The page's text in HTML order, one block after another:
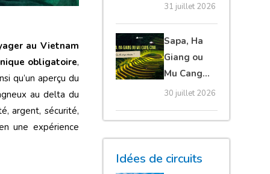
au Vietnam
obligatoire,
qu’un aperçu du
au delta du
argent, sécurité,
une expérience
20 erreurs à
absolument
31 juillet 2026
Sapa, Ha
Giang ou
Mu Cang
Chai :
étape
choisir ?
30 juillet 2026
Idées de circuits